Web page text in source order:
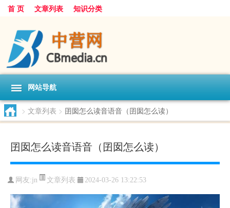
首 页 文章列表 知识分类
网站导航
> 文章列表 > 囝囡怎么读音语音（囝囡怎么读）
囝囡怎么读音语音（囝囡怎么读）
网友:jn 文章列表 2024-03-26 13:22:53